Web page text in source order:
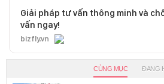
Giải pháp tư vấn thông minh và
vấn ngay!
bizfly.vn
CÙNG MỤC ĐANG